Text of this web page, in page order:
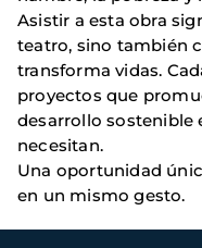
Asistir a esta obra
teatro, sino también
transforma vidas.
proyectos que
desarrollo sostenible
necesitan.
Una oportunidad
en un mismo gesto.